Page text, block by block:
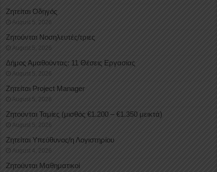
Ζητείται Οδηγός
August 5, 2026
Ζητούνται Νοσηλευτές/τριες
August 5, 2026
Δήμος Αμαθούντας: 11 Θέσεις Εργασίας
August 5, 2026
Ζητείται Project Manager
August 5, 2026
Ζητούνται Ταμίες (μισθός €1.200 – €1.350 μεικτά)
August 5, 2026
Ζητείται Υπεύθυνος/η Λογιστηρίου
August 4, 2026
Ζητούνται Μαθηματικοί